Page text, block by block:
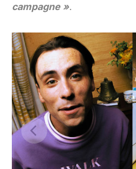
campagne ».